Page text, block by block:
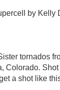
by Kelly
tornados
Colorado.
a shot like this